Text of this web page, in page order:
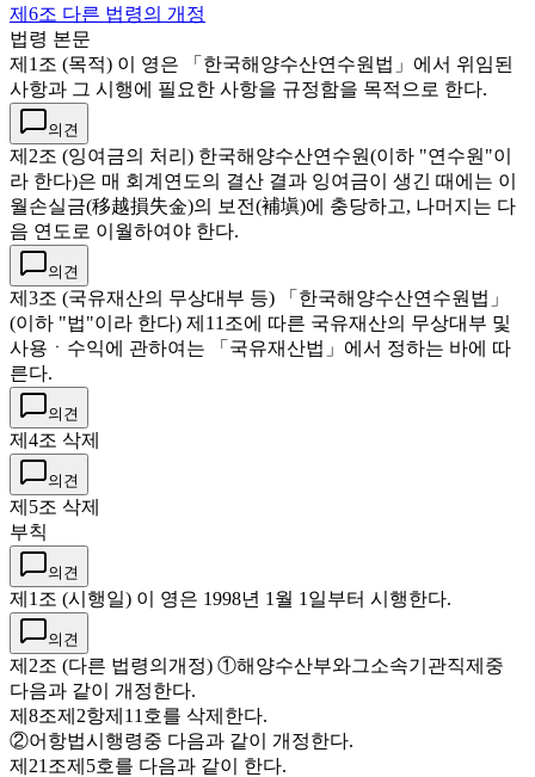
제6조 다른 법령의 개정
법령 본문
제1조 (목적) 이 영은 「한국해양수산연수원법」에서 위임된
사항과 그 시행에 필요한 사항을 규정함을 목적으로 한다.
의견
제2조 (잉여금의 처리) 한국해양수산연수원(이하 "연수원"이
라 한다)은 매 회계연도의 결산 결과 잉여금이 생긴 때에는 이
월손실금(移越損失金)의 보전(補塡)에 충당하고, 나머지는 다
음 연도로 이월하여야 한다.
의견
제3조 (국유재산의 무상대부 등) 「한국해양수산연수원법」
(이하 "법"이라 한다) 제11조에 따른 국유재산의 무상대부 및
사용ㆍ수익에 관하여는 「국유재산법」에서 정하는 바에 따
른다.
의견
제4조 삭제
의견
제5조 삭제
부칙
의견
제1조 (시행일) 이 영은 1998년 1월 1일부터 시행한다.
의견
제2조 (다른 법령의개정) ①해양수산부와그소속기관직제중
다음과 같이 개정한다.
제8조제2항제11호를 삭제한다.
②어항법시행령중 다음과 같이 개정한다.
제21조제5호를 다음과 같이 한다.